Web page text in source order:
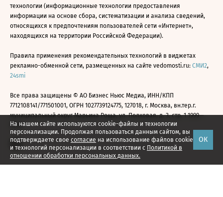
На нашем сайте используются cookie-файлы и технологии
персонализации. Продолжая пользоваться данным сайтом, вы
подтверждаете свое согласие на использование файлов cookie
и технологий персонализации в соответствии с Политикой в
отношении обработки персональных данных.
ОК
технологии (информационные технологии предоставления
информации на основе сбора, систематизации и анализа сведений,
относящихся к предпочтениям пользователей сети «Интернет»,
находящихся на территории Российской Федерации).
Правила применения рекомендательных технологий в виджетах
рекламно-обменной сети, размещенных на сайте vedomosti.ru: СМИ2,
24smi
Все права защищены © АО Бизнес Ньюс Медиа, ИНН/КПП
7712108141/771501001, ОГРН 1027739124775, 127018, г. Москва, вн.тер.г.
муниципальный округ Марьина Роща, ул. Полковая, д. 3, стр. 1 1999—
2026